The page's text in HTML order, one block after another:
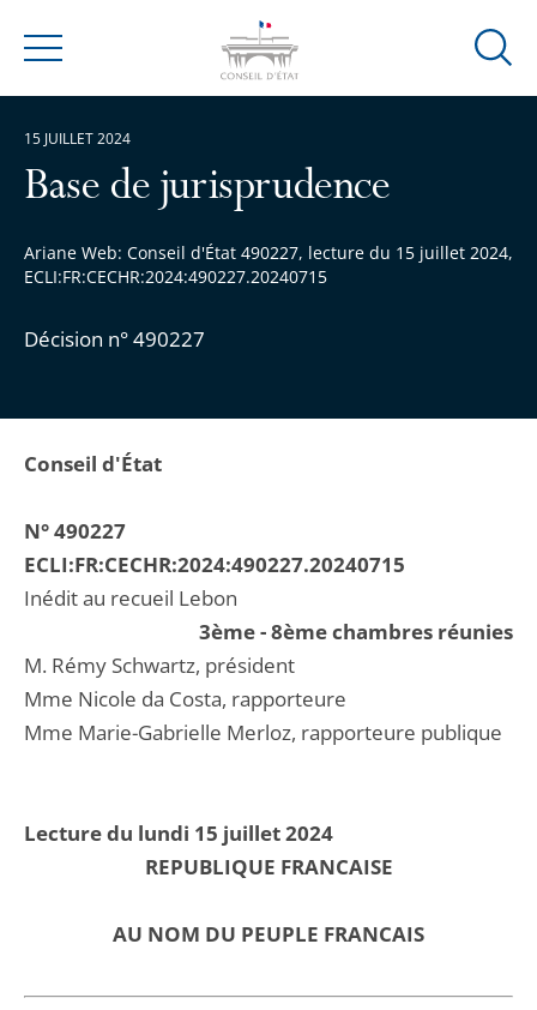
Menu
Ouvrir
Base de jurisprudence
Ariane Web: Conseil d'État 490227, lecture du 15 juillet 2024,
ECLI:FR:CECHR:2024:490227.20240715
Décision n° 490227
15 JUILLET 2024
Conseil d'État
N° 490227
ECLI:FR:CECHR:2024:490227.20240715
Inédit au recueil Lebon
3ème - 8ème chambres réunies
M. Rémy Schwartz, président
Mme Nicole da Costa, rapporteure
Mme Marie-Gabrielle Merloz, rapporteure publique
Lecture du lundi 15 juillet 2024
REPUBLIQUE FRANCAISE
AU NOM DU PEUPLE FRANCAIS